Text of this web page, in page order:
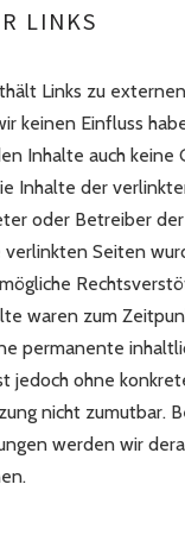
LINKS
Links zu
keinen Einfluss
Inhalte auch keine
Inhalte der
oder Betreiber
Seiten
waren zum
permanente
jedoch ohne
nicht zumutbar.
werden wir